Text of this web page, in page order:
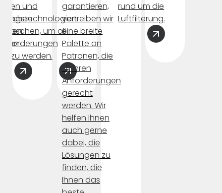
und
um all
zu werden.
garantieren,
vertreiben wir
eine breite
Palette an
Patronen, die
all Ihren
Anforderungen
gerecht
werden. Wir
helfen Ihnen
auch gerne
dabei, die
Lösungen zu
finden, die
Ihnen das
rund um die
Luftfilterung.